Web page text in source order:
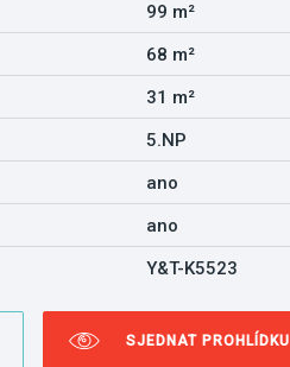
99 m²
68 m²
31 m²
5.NP
ano
ano
Y&T-K5523
SJEDNAT PROHLÍDKU